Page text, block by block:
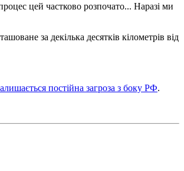
цей частково розпочато... Наразі ми
за декілька десятків кілометрів від
постійна загроза з боку РФ.